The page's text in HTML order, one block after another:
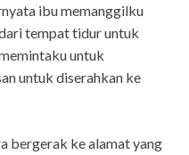
ibu memanggilku
tempat tidur untuk
untuk
untuk diserahkan ke
bergerak ke alamat yang